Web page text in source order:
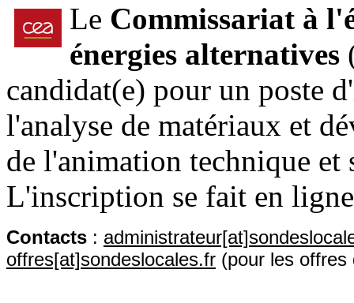
Le Commissariat à
énergies alternatives
candidat(e) pour un poste
l'analyse de matériaux et
de l'animation technique
L'inscription se fait en
Contacts :
offres[at]sondeslocales.fr (pour les offres